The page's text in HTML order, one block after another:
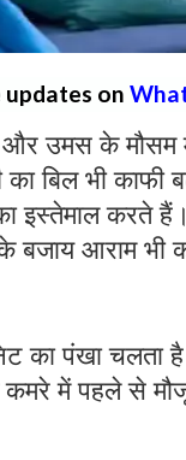
on
और उमस के
बिल भी काफी
करते
बजाय आराम भी
का पंखा चलता
कमरे में पहले से